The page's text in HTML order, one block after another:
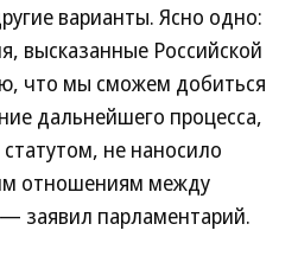
варианты. Ясно одно:
высказанные Российской
что мы сможем добиться
дальнейшего процесса,
не наносило
отношениям между
заявил парламентарий.